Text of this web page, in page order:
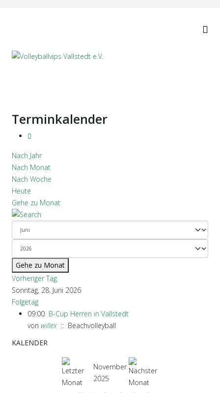
Terminkalender
Nach Jahr
Nach Monat
Nach Woche
Heute
Gehe zu Monat
Gehe zu Monat
Vorheriger Tag
Sonntag, 28. Juni 2026
Folgetag
09:00 B-Cup Herren in Vallstedt
von willex :: Beachvolleyball
KALENDER
November
2025